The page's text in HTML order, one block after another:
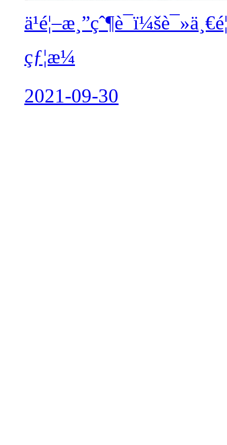
çƒ¦æ¼
2021-09-30